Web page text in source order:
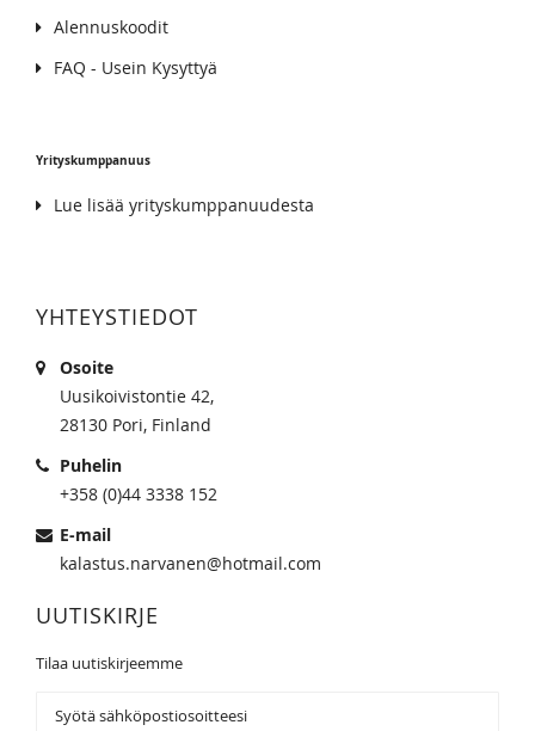
Alennuskoodit
FAQ - Usein Kysyttyä
Yrityskumppanuus
Lue lisää yrityskumppanuudesta
YHTEYSTIEDOT
Osoite
Uusikoivistontie 42,
28130 Pori, Finland
Puhelin
+358 (0)44 3338 152
E-mail
kalastus.narvanen@hotmail.com
UUTISKIRJE
Tilaa uutiskirjeemme
uutiskirjeemme: